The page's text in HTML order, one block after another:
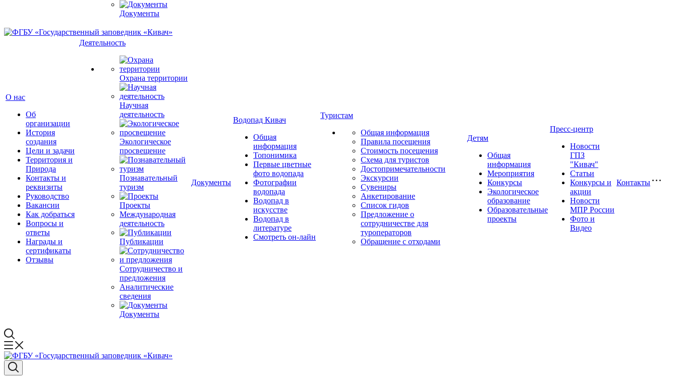
Документы
О нас
Об
организации
История
создания
Цели и задачи
Территория и
Природа
Контакты и
реквизиты
Руководство
Вакансии
Как добраться
Вопросы и
ответы
Награды и
сертификаты
Отзывы
Деятельность
Охрана территории
Научная
деятельность
Экологическое
просвещение
Познавательный
туризм
Проекты
Международная
деятельность
Публикации
Сотрудничество и
предложения
Аналитические
сведения
Документы
Документы
Водопад Кивач
Общая
информация
Топонимика
Первые цветные
фото водопада
Фотографии
водопада
Водопад в
искусстве
Водопад в
литературе
Смотреть он-лайн
Туристам
Общая информация
Правила посещения
Стоимость посещения
Схема для туристов
Достопримечательности
Экскурсии
Сувениры
Анкетирование
Список гидов
Предложение о
сотрудничестве для
туроператоров
Обращение с отходами
Детям
Общая
информация
Мероприятия
Конкурсы
Экологическое
образование
Образовательные
проекты
Пресс-центр
Новости
ГПЗ
"Кивач"
Статьи
Конкурсы и
акции
Новости
МПР России
Фото и
Видео
Контакты